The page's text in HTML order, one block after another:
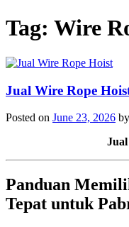
Tag: Wire
Jual Wire Rope
Posted on June 23, 2026 by
Panduan
Tepat untuk